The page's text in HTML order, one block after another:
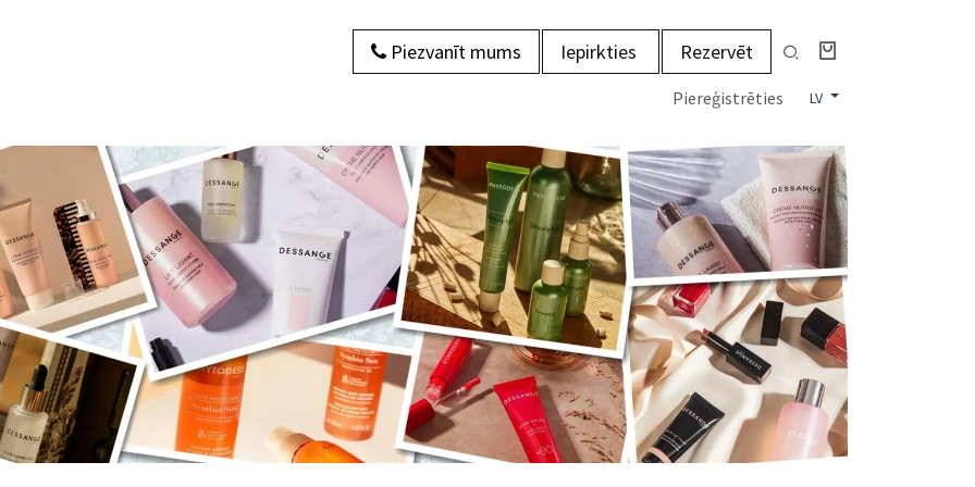
Blogs
Piezvanīt mums Iepirkties Rezervēt
Piereģistrēties LV